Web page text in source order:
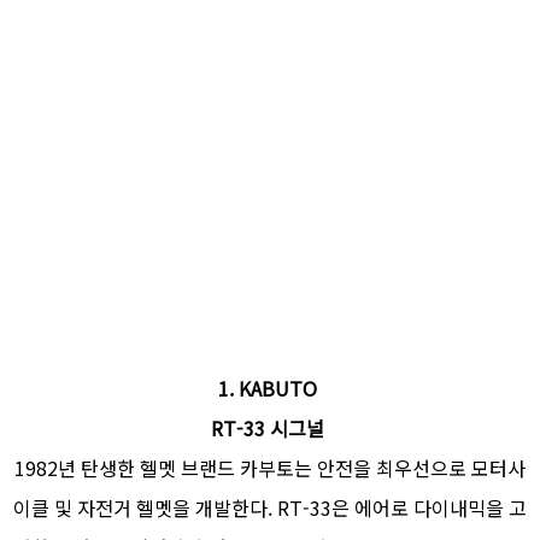
1. KABUTO
RT-33 시그널
1982년 탄생한 헬멧 브랜드 카부토는 안전을 최우선으로 모터사
이클 및 자전거 헬멧을 개발한다. RT-33은 에어로 다이내믹을 고